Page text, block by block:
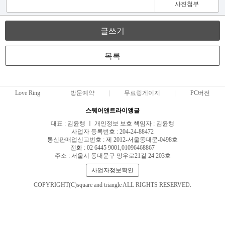
사진첨부
글쓰기
목록
Love Ring 방문예약 무료링게이지 PC버전
스퀘어앤트라이앵글
대표 : 김윤행 ㅣ 개인정보 보호 책임자 : 김윤행
사업자 등록번호 : 204-24-88472
통신판매업신고번호 : 제 2012-서울동대문-0498호
전화 : 02 6445 9001,01096468867
주소 : 서울시 동대문구 망우로21길 24 203호
사업자정보확인
COPYRIGHT(C)square and triangle ALL RIGHTS RESERVED.